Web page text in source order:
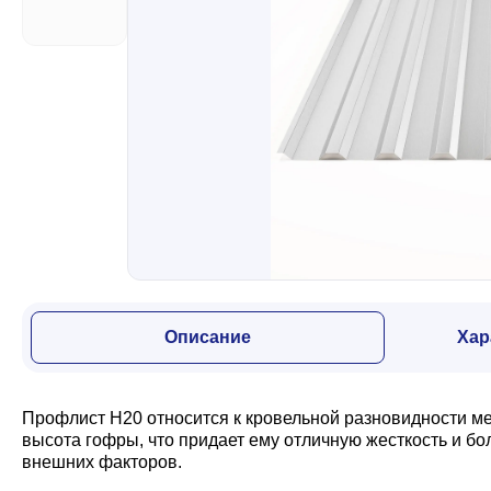
Профили для гипсокартона
Дача и сад
Другие товары
Описание
Профлист Н20 относится к кровельной разновидности
высота гофры, что придает ему отличную жесткость и
внешних факторов.